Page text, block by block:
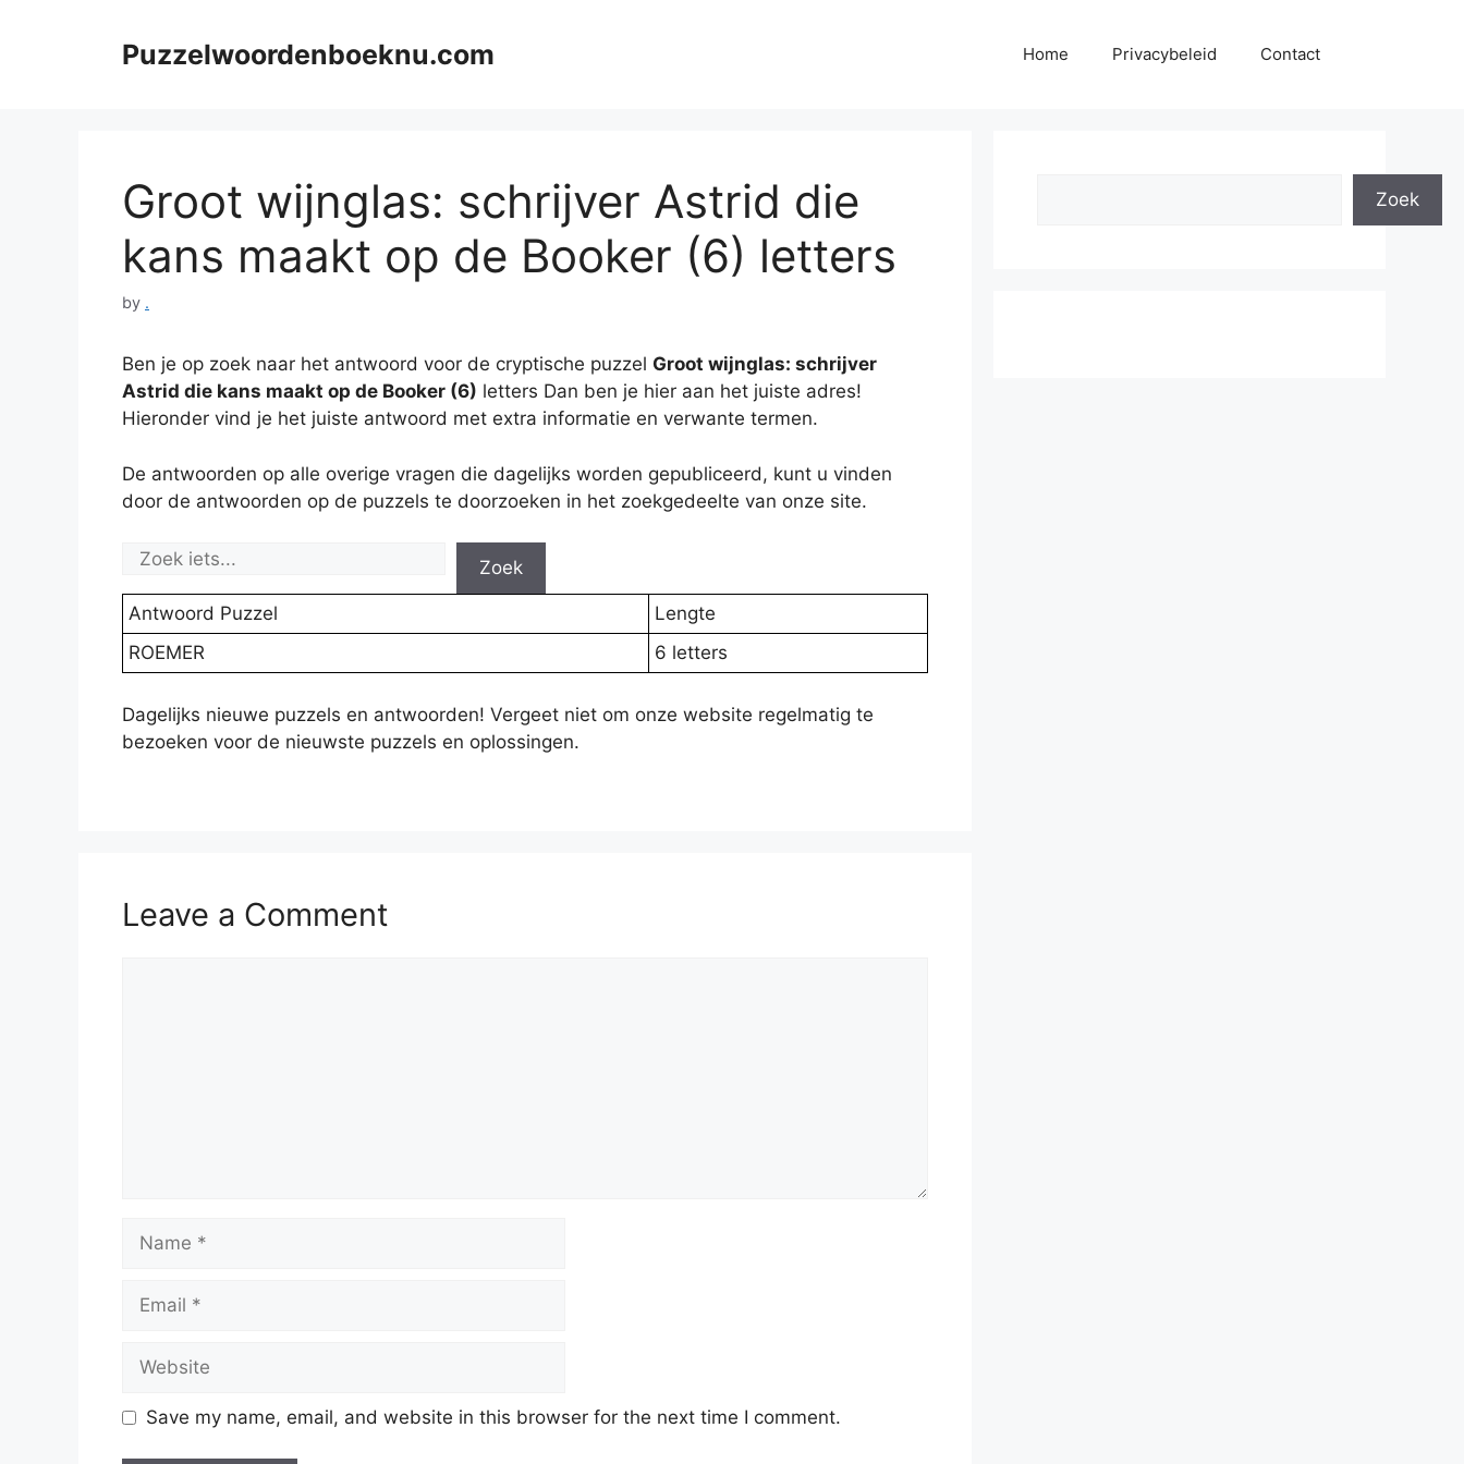
Puzzelwoordenboeknu.com Home Privacybeleid Contact
Groot wijnglas: schrijver Astrid die
kans maakt op de Booker (6) letters
by .
Ben je op zoek naar het antwoord voor de cryptische puzzel Groot wijnglas: schrijver
Astrid die kans maakt op de Booker (6) letters Dan ben je hier aan het juiste adres!
Hieronder vind je het juiste antwoord met extra informatie en verwante termen.
De antwoorden op alle overige vragen die dagelijks worden gepubliceerd, kunt u vinden
door de antwoorden op de puzzels te doorzoeken in het zoekgedeelte van onze site.
Zoek
Antwoord Puzzel
Lengte
ROEMER
6 letters
Dagelijks nieuwe puzzels en antwoorden! Vergeet niet om onze website regelmatig te
bezoeken voor de nieuwste puzzels en oplossingen.
Leave a Comment
Save my name, email, and website in this browser for the next time I comment.
Zoek